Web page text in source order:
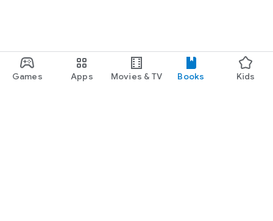
Games Apps Movies & TV Books Kids